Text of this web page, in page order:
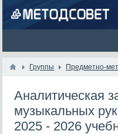
Группы Предметно-
Аналитическая
музыкальных
2025 - 2026